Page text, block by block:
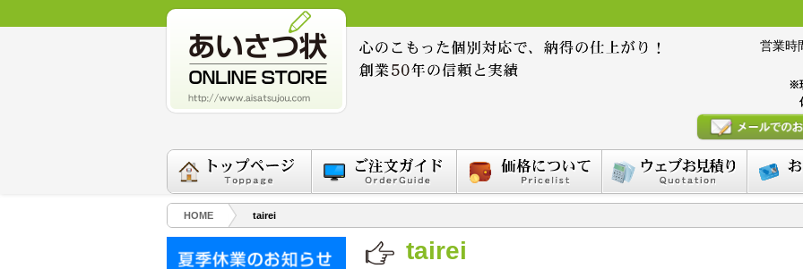
営業時
※
HOME tairei
tairei